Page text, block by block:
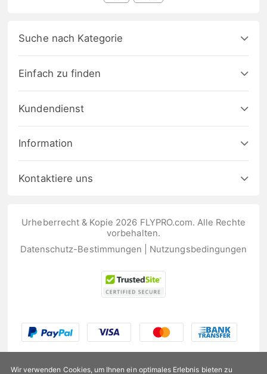
Suche nach Kategorie
Einfach zu finden
Kundendienst
Information
Kontaktiere uns
Urheberrecht & Kopie 2026 FLYPRO.com. Alle Rechte
vorbehalten.
Datenschutz-Bestimmungen
Nutzungsbedingungen
Wir verwenden Cookies, um Ihnen ein optimales Erlebnis bieten zu